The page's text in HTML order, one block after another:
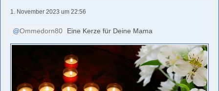
1. November 2023 um 22:56
Ommedorn80 Eine Kerze für Deine Mama